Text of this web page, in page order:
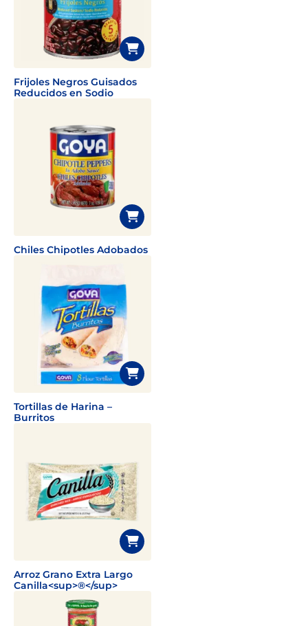
Frijoles Negros Guisados
Reducidos en Sodio
Chiles Chipotles Adobados
Tortillas de Harina –
Burritos
Arroz Grano Extra Largo
Canilla<sup>®</sup>